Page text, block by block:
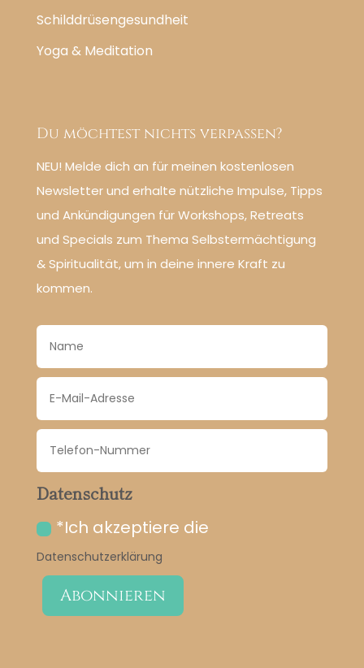
Du möchtest nichts verpassen?
NEU! Melde dich an für meinen kostenlosen
Newsletter und erhalte nützliche Impulse, Tipps
und Ankündigungen für Workshops, Retreats
und Specials zum Thema Selbstermächtigung
& Spiritualität, um in deine innere Kraft zu
kommen.
Datenschutz
*Ich akzeptiere die
Datenschutzerklärung
Abonnieren
Schilddrüsengesundheit
Yoga & Meditation